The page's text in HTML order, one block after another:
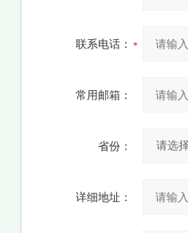
联系电话：
常用邮箱：
省份：
详细地址：